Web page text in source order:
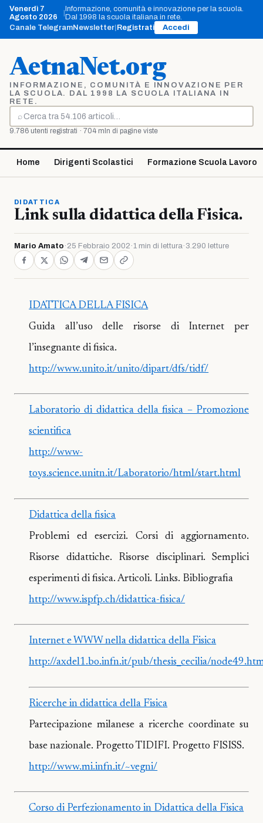
Vai
contenuto
Venerdì 7
Agosto 2026
Informazione, comunità e innovazione per la scuola.
Dal 1998 la scuola italiana in rete.
Canale TelegramNewsletter Registrati Accedi
AetnaNet.org
INFORMAZIONE, COMUNITÀ E INNOVAZIONE PER
LA SCUOLA. DAL 1998 LA SCUOLA ITALIANA IN
RETE.
⌕
Cerca
9.786 utenti registrati · 704 mln di pagine viste
Home Dirigenti Scolastici Formazione Scuola Lavoro
DIDATTICA
Link sulla didattica della Fisica.
Mario Amato · 25 Febbraio 2002 ·1 min di lettura· 3.290 letture
IDATTICA DELLA FISICA
Guida all’uso delle risorse di Internet per
l’insegnante di fisica.
http://www.unito.it/unito/dipart/dfs/tidf/
Laboratorio di didattica della fisica – Promozione
scientifica
http://www-
toys.science.unitn.it/Laboratorio/html/start.html
Didattica della fisica
Problemi ed esercizi. Corsi di aggiornamento.
Risorse didattiche. Risorse disciplinari. Semplici
esperimenti di fisica. Articoli. Links. Bibliografia
http://www.ispfp.ch/didattica-fisica/
Internet e WWW nella didattica della Fisica
http://axdel1.bo.infn.it/pub/thesis_cecilia/
Ricerche in didattica della Fisica
Partecipazione milanese a ricerche coordinate su
base nazionale. Progetto TIDIFI. Progetto FISISS.
http://www.mi.infn.it/~vegni/
Corso di Perfezionamento in Didattica della Fisica